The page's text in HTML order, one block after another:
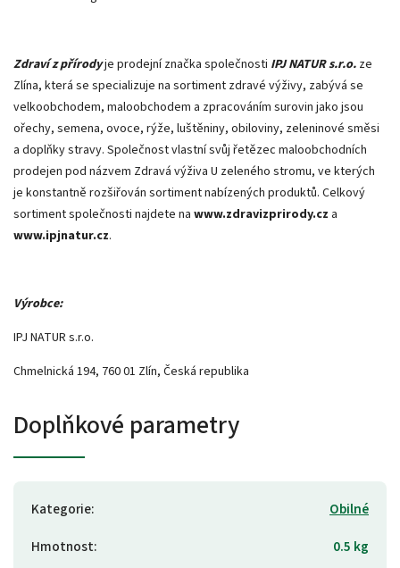
Zdraví z přírodyje prodejní značka společnosti IPJ NATUR s.r.o. ze
Zlína, která se specializuje na sortiment zdravé výživy, zabývá se
velkoobchodem, maloobchodem a zpracováním surovin jako jsou
ořechy, semena, ovoce, rýže, luštěniny, obiloviny, zeleninové směsi
a doplňky stravy. Společnost vlastní svůj řetězec maloobchodních
prodejen pod názvem Zdravá výživa U zeleného stromu, ve kterých
je konstantně rozšiřován sortiment nabízených produktů. Celkový
sortiment společnosti najdete na www.zdravizprirody.cz a
www.ipjnatur.cz.
Výrobce:
IPJ NATUR s.r.o.
Chmelnická 194, 760 01 Zlín, Česká republika
Doplňkové parametry
Kategorie:
Obilné
Hmotnost:
0.5 kg